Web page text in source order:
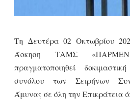
Τη Δευτέρα 02 Οκτωβρίου
Άσκηση ΤΑΜΣ
πραγματοποιηθεί
συνόλου των Σειρήνων
Άμυνας σε όλη την Επικράτεια